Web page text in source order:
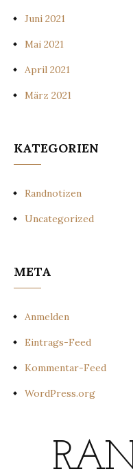
Juni 2021
Mai 2021
April 2021
März 2021
KATEGORIEN
Randnotizen
Uncategorized
META
Anmelden
Eintrags-Feed
Kommentar-Feed
WordPress.org